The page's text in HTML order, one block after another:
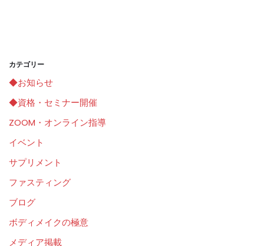
カテゴリー
◆お知らせ
◆資格・セミナー開催
ZOOM・オンライン指導
イベント
サプリメント
ファスティング
ブログ
ボディメイクの極意
メディア掲載